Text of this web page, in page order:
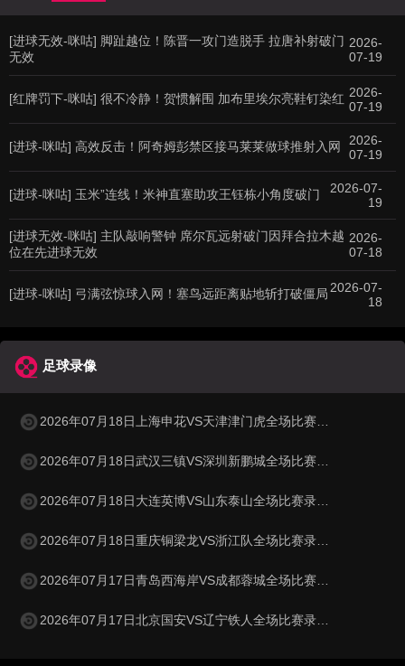
[进球无效-咪咕] 脚趾越位！陈晋一攻门造脱手 拉唐补射破门
无效
2026-
07-19
[红牌罚下-咪咕] 很不冷静！贺惯解围 加布里埃尔亮鞋钉染红 2026-
07-19
[进球-咪咕] 高效反击！阿奇姆彭禁区接马莱莱做球推射入网
2026-
07-19
[进球-咪咕] 玉米”连线！米神直塞助攻王钰栋小角度破门
2026-07-
19
[进球无效-咪咕] 主队敲响警钟 席尔瓦远射破门因拜合拉木越
位在先进球无效
2026-
07-18
[进球-咪咕] 弓满弦惊球入网！塞鸟远距离贴地斩打破僵局 2026-07-
18
足球录像
2026年07月18日上海申花VS天津津门虎全场比赛录像回放
2026年07月18日武汉三镇VS深圳新鹏城全场比赛录像回放
2026年07月18日大连英博VS山东泰山全场比赛录像回放
2026年07月18日重庆铜梁龙VS浙江队全场比赛录像回放
2026年07月17日青岛西海岸VS成都蓉城全场比赛录像回放
2026年07月17日北京国安VS辽宁铁人全场比赛录像回放